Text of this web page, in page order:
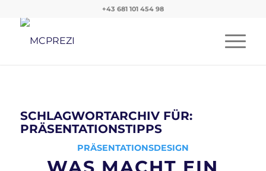
+43 681 101 454 98
SCHLAGWORTARCHIV FÜR:
PRÄSENTATIONSTIPPS
PRÄSENTATIONSDESIGN